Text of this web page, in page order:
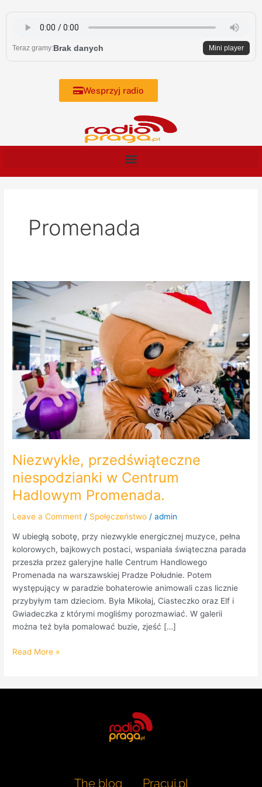
content
Teraz gramy:Brak danych Mini player
Wesprzyj radio
Promenada
Niezwykłe, przedświąteczne
niespodzianki w Centrum
Hadlowym Promenada.
Leave a Comment / Społęczeństwo /admin
W ubiegłą sobotę, przy niezwykle energicznej muzyce, pełna
kolorowych, bajkowych postaci, wspaniała świąteczna parada
przeszła przez galeryjne halle Centrum Handlowego
Promenada na warszawskiej Pradze Południe. Potem
występujący w paradzie bohaterowie animowali czas licznie
przybyłym tam dzieciom. Była Mikołaj, Ciasteczko oraz Elf i
Gwiadeczka z którymi mogliśmy porozmawiać. W galerii
można też była pomalować buzie, zjeść […]
Niezwykłe,
przedświąteczne
niespodzianki
w
Centrum
Hadlowym
Promenada.
Read More »
The blog Pracuj.pl